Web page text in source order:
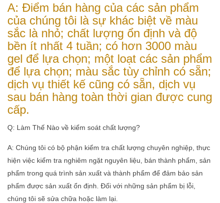
A: Điểm bán hàng của các sản phẩm
của chúng tôi là sự khác biệt về màu
sắc là nhỏ; chất lượng ổn định và độ
bền ít nhất 4 tuần; có hơn 3000 màu
gel để lựa chọn; một loạt các sản phẩm
để lựa chọn; màu sắc tùy chỉnh có sẵn;
dịch vụ thiết kế cũng có sẵn, dịch vụ
sau bán hàng toàn thời gian được cung
cấp.
Q: Làm Thế Nào về kiểm soát chất lượng?
A: Chúng tôi có bộ phận kiểm tra chất lượng chuyên nghiệp, thực
hiện việc kiểm tra nghiêm ngặt nguyên liệu, bán thành phẩm, sản
phẩm trong quá trình sản xuất và thành phẩm để đảm bảo sản
phẩm được sản xuất ổn định. Đối với những sản phẩm bị lỗi,
chúng tôi sẽ sửa chữa hoặc làm lại.